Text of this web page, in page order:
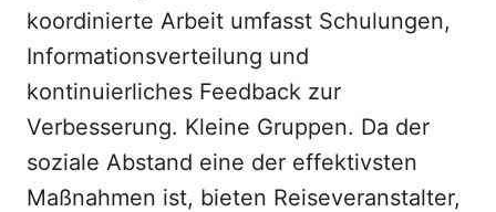
koordinierte Arbeit umfasst Schulungen,
Informationsverteilung und
kontinuierliches Feedback zur
Verbesserung. Kleine Gruppen. Da der
soziale Abstand eine der effektivsten
Maßnahmen ist, bieten Reiseveranstalter,